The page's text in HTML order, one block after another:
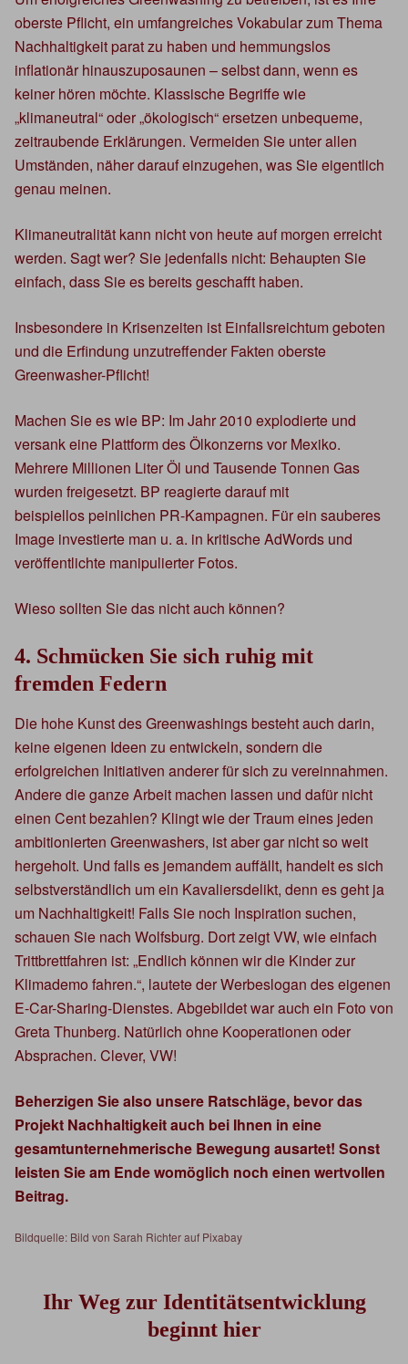
oberste Pflicht, ein umfangreiches Vokabular zum Thema
Nachhaltigkeit parat zu haben und hemmungslos
inflationär hinauszuposaunen – selbst dann, wenn es
keiner hören möchte. Klassische Begriffe wie
„klimaneutral“ oder „ökologisch“ ersetzen unbequeme,
zeitraubende Erklärungen. Vermeiden Sie unter allen
Umständen, näher darauf einzugehen, was Sie eigentlich
genau meinen.
Klimaneutralität kann nicht von heute auf morgen erreicht
werden. Sagt wer? Sie jedenfalls nicht: Behaupten Sie
einfach, dass Sie es bereits geschafft haben.
Insbesondere in Krisenzeiten ist Einfallsreichtum geboten
und die Erfindung unzutreffender Fakten oberste
Greenwasher-Pflicht!
Machen Sie es wie BP: Im Jahr 2010 explodierte und
versank eine Plattform des Ölkonzerns vor Mexiko.
Mehrere Millionen Liter Öl und Tausende Tonnen Gas
wurden freigesetzt. BP reagierte darauf mit
beispiellos peinlichen PR-Kampagnen. Für ein sauberes
Image investierte man u. a. in kritische AdWords und
veröffentlichte manipulierter Fotos.
Wieso sollten Sie das nicht auch können?
4. Schmücken Sie sich ruhig mit
fremden Federn
Die hohe Kunst des Greenwashings besteht auch darin,
keine eigenen Ideen zu entwickeln, sondern die
erfolgreichen Initiativen anderer für sich zu vereinnahmen.
Andere die ganze Arbeit machen lassen und dafür nicht
einen Cent bezahlen? Klingt wie der Traum eines jeden
ambitionierten Greenwashers, ist aber gar nicht so weit
hergeholt. Und falls es jemandem auffällt, handelt es sich
selbstverständlich um ein Kavaliersdelikt, denn es geht ja
um Nachhaltigkeit! Falls Sie noch Inspiration suchen,
schauen Sie nach Wolfsburg. Dort zeigt VW, wie einfach
Trittbrettfahren ist: „Endlich können wir die Kinder zur
Klimademo fahren.“, lautete der Werbeslogan des eigenen
E-Car-Sharing-Dienstes. Abgebildet war auch ein Foto von
Greta Thunberg. Natürlich ohne Kooperationen oder
Absprachen. Clever, VW!
Beherzigen Sie also unsere Ratschläge, bevor das
Projekt Nachhaltigkeit auch bei Ihnen in eine
gesamtunternehmerische Bewegung ausartet! Sonst
leisten Sie am Ende womöglich noch einen wertvollen
Beitrag.
Bildquelle: Bild von Sarah Richter auf Pixabay
Ihr Weg zur Identitätsentwicklung
beginnt hier